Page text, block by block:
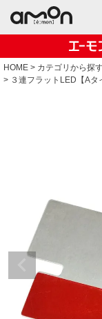
HOME カテゴリから探
３連フラットLED【A